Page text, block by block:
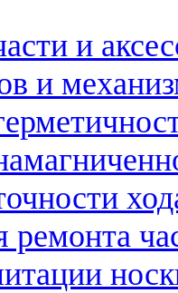
и
и
ремонта